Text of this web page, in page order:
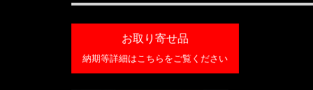
お取り寄せ品
納期等詳細はこちらをご覧ください